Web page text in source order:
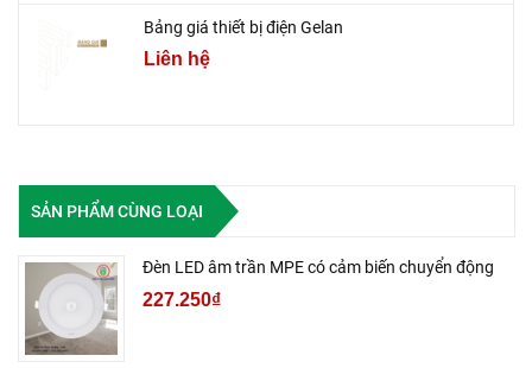
Bảng giá thiết bị điện Gelan
Liên hệ
SẢN PHẨM CÙNG LOẠI
Đèn LED âm trần MPE có cảm biến chuyển động
227.250₫